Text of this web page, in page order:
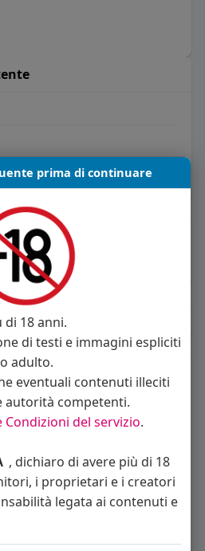
Elisa Esposito
prima di continuare
di 18 anni.
di testi e immagini espliciti
adulto.
eventuali contenuti illeciti
autorità competenti.
Condizioni del servizio.
, dichiaro di avere più di 18
i proprietari e i creatori
legata ai contenuti e